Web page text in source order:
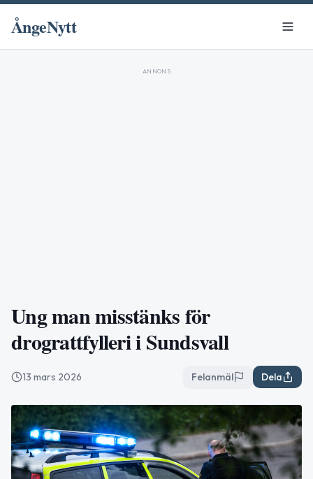
ÅngeNytt
ANNONS
Ung man misstänks för
drograttfylleri i Sundsvall
13 mars 2026 Felanmäl Dela